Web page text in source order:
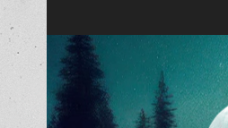
Inhalt
springen